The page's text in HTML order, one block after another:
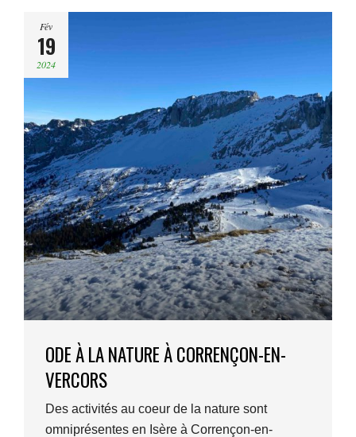
Fév
19
2024
ODE À LA NATURE À CORRENÇON-EN-
VERCORS
Des activités au coeur de la nature sont
omniprésentes en Isère à Corrençon-en-